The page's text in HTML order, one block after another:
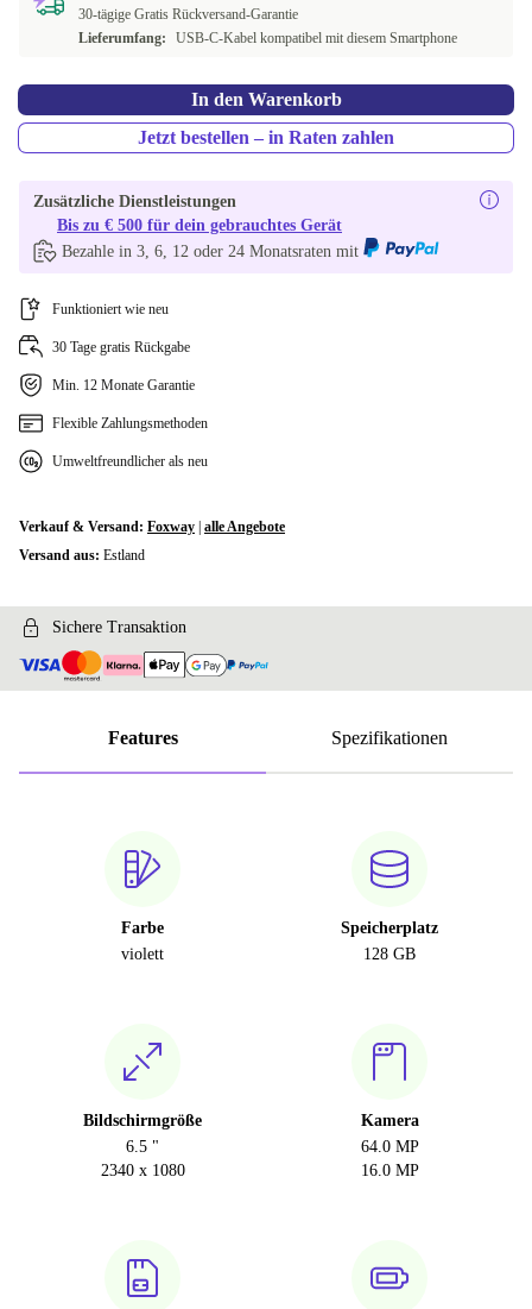
30-tägige Gratis Rückversand-Garantie
Lieferumfang:
USB-C-Kabel kompatibel mit diesem Smartphone
In den Warenkorb
Jetzt bestellen – in Raten zahlen
Zusätzliche Dienstleistungen
Bis zu € 500 für dein gebrauchtes Gerät
Bezahle in 3, 6, 12 oder 24 Monatsraten mit
Funktioniert wie neu
30 Tage gratis Rückgabe
Min. 12 Monate Garantie
Flexible Zahlungsmethoden
Umweltfreundlicher als neu
Verkauf & Versand: Foxway alle Angebote
Versand aus: Estland
Sichere Transaktion
Features Spezifikationen
Farbe
violett
Speicherplatz
128 GB
Bildschirmgröße
6.5 "
2340 x 1080
Kamera
64.0 MP
16.0 MP